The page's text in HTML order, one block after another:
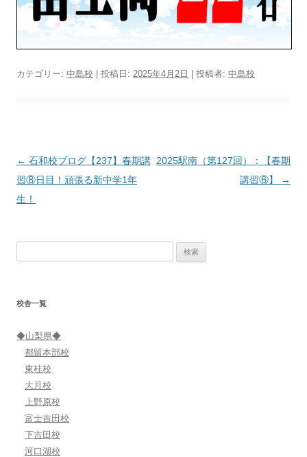
カテゴリー: 中島校 | 投稿日: 2025年4月2日 投稿者: 中島校
投
稿
ナ
← 石和校ブログ【237】春期講
習⑧日目！頑張る新中学1年
生！
2025駅南（第127回）：【春期
講習⑥】
→
校舎一覧
◆山梨県◆
都留本部校
東桂校
大月校
上野原校
富士吉田校
下吉田校
河口湖校